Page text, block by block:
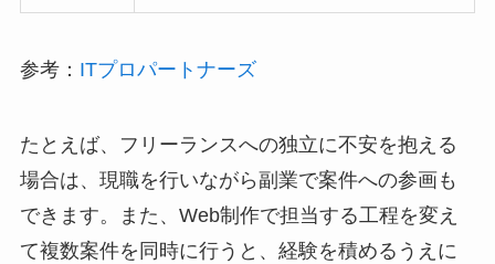
参考： ITプロパートナーズ
たとえば、フリーランスへの独立に不安を抱える
場合は、現職を行いながら副業で案件への参画も
できます。また、Web制作で担当する工程を変え
て複数案件を同時に行うと、経験を積めるうえに